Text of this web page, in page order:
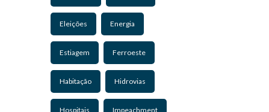
Eleições Energia
Estiagem Ferroeste
Habitação Hidrovias
Hospitais Impeachment